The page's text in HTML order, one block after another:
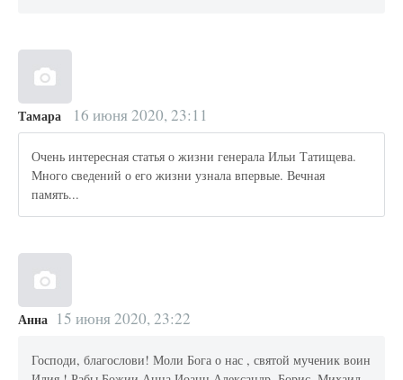
Тамара 16 июня 2020, 23:11
Очень интересная статья о жизни генерала Ильи Татищева.
Много сведений о его жизни узнала впервые. Вечная
память...
Анна 15 июня 2020, 23:22
Господи, благослови! Моли Бога о нас , святой мученик воин